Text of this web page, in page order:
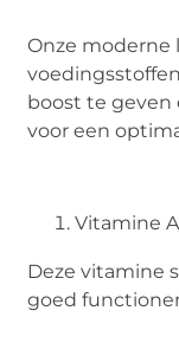
Onze moderne
boost te geven
voor een
Vitamine A
Deze vitamine
goed